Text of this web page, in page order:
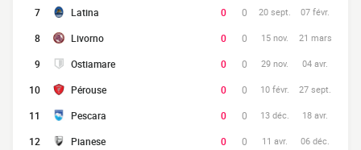
7 Latina 0 0 20 sept. 07 févr.
8 Livorno 0 0 15 nov. 21 mars
9 Ostiamare 0 0 29 nov. 04 avr.
10 Pérouse 0 0 10 févr. 27 sept.
11 Pescara 0 0 13 déc. 18 avr.
12 Pianese 0 0 11 avr. 06 déc.